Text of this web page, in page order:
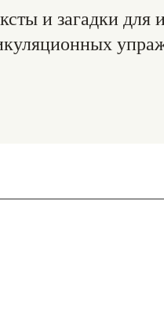
и загадки для